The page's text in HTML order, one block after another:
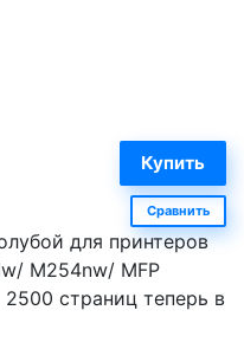
Сравнить
для принтеров
M254nw/ MFP
страниц теперь в